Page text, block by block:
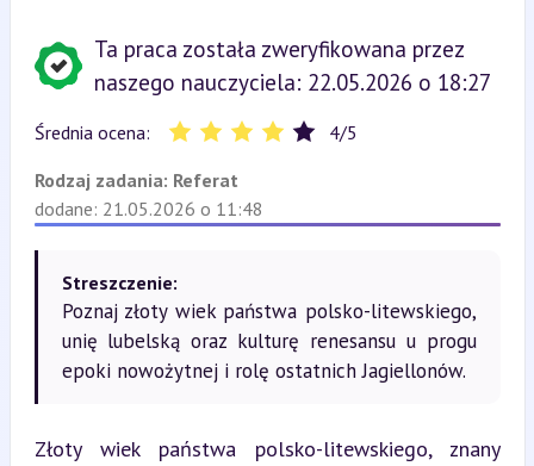
Ta praca została zweryfikowana przez
naszego nauczyciela: 22.05.2026 o 18:27
Średnia ocena: 4/5
Rodzaj zadania: Referat
dodane: 21.05.2026 o 11:48
Streszczenie:
Poznaj złoty wiek państwa polsko-litewskiego,
unię lubelską oraz kulturę renesansu u progu
epoki nowożytnej i rolę ostatnich Jagiellonów.
Złoty wiek państwa polsko-litewskiego, znany